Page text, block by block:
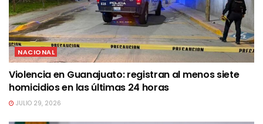
NACIONAL
Violencia en Guanajuato: registran al menos siete
homicidios en las últimas 24 horas
JULIO 29, 2026